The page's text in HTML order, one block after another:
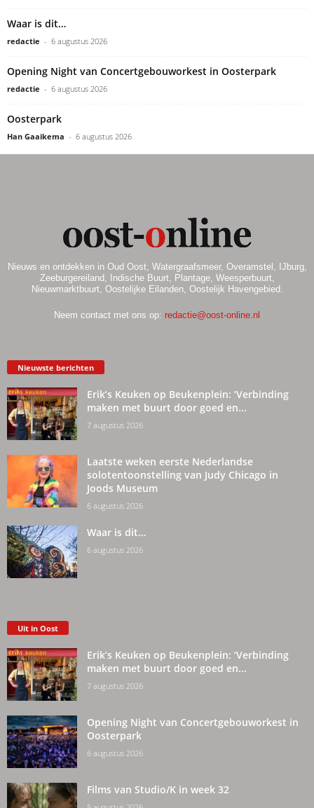
Waar is dit…
redactie - 6 augustus 2026
Opening Night van Concertgebouworkest in Oosterpark
redactie - 6 augustus 2026
Oosterpark
Han Gaaikema - 6 augustus 2026
Nieuws en ontdekken in Oud Oost, Watergraafsmeer, Overamstel, IJburg,
Zeeburgereiland, Indische Buurt, Plantage, Weesperbuurt,
Nieuwmarktbuurt, Oostelijke Eilanden, Oostelijk Havengebied.
Neem contact met ons op: redactie@oost-online.nl
Nieuwste berichten
Erik’s Keuken op Beukenplein: ‘Verbinding
maken met buurt door goed en...
7 augustus 2026
Laatste weken eerste Nederlandse
solotentoonstelling van Judy Chicago in
Joods Museum
6 augustus 2026
Waar is dit…
6 augustus 2026
Uit in Oost
Erik’s Keuken op Beukenplein: ‘Verbinding
maken met buurt door goed en...
7 augustus 2026
Opening Night van Concertgebouworkest in
Oosterpark
6 augustus 2026
Films van Studio/K in week 32